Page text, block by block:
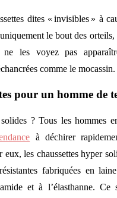
dites « invisibles » à
le bout des orteils,
les voyez pas
comme le mocassin.
pour un homme de
solides ? Tous les hommes
à déchirer
eux, les chaussettes hyper
fabriquées en
et à l’élasthanne. Ce